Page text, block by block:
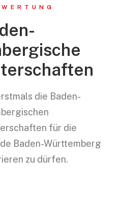
die Baden-
für die
Baden-Württemberg
zu dürfen.